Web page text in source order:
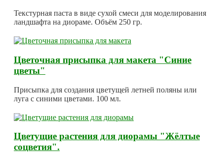
Текстурная паста в виде сухой смеси для моделирования
ландшафта на диораме. Объём 250 гр.
Цветочная присыпка для макета "Синие
цветы"
Присыпка для создания цветущей летней поляны или
луга с синими цветами. 100 мл.
Цветущие растения для диорамы "Жёлтые
соцветия".